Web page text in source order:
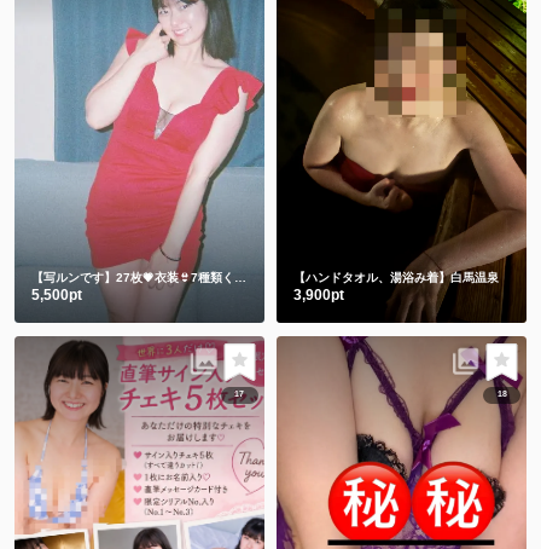
5,500pt
【ハンドタオル、湯浴み着】白馬温泉
3,900pt
17 18